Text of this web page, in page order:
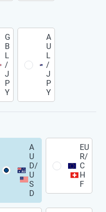
G
B
L
/
J
P
Y
A
U
L
/
J
P
Y
A
U
D/
U
S
D
EU
R/
C
H
F